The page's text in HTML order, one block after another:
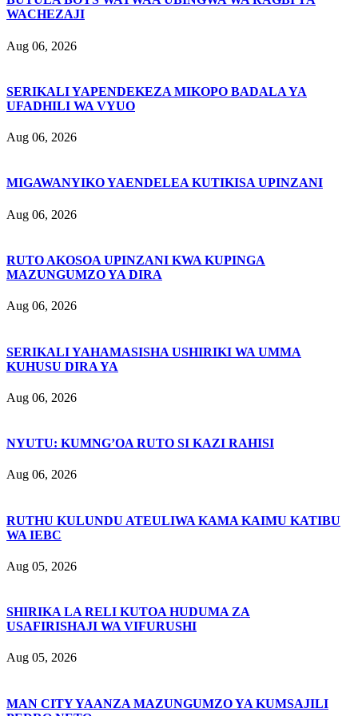
WACHEZAJI
Aug 06, 2026
SERIKALI YAPENDEKEZA MIKOPO BADALA YA
UFADHILI WA VYUO
Aug 06, 2026
MIGAWANYIKO YAENDELEA KUTIKISA UPINZANI
Aug 06, 2026
RUTO AKOSOA UPINZANI KWA KUPINGA
MAZUNGUMZO YA DIRA
Aug 06, 2026
SERIKALI YAHAMASISHA USHIRIKI WA UMMA
KUHUSU DIRA YA
Aug 06, 2026
NYUTU: KUMNG’OA RUTO SI KAZI RAHISI
Aug 06, 2026
RUTHU KULUNDU ATEULIWA KAMA KAIMU KATIBU
WA IEBC
Aug 05, 2026
SHIRIKA LA RELI KUTOA HUDUMA ZA
USAFIRISHAJI WA VIFURUSHI
Aug 05, 2026
MAN CITY YAANZA MAZUNGUMZO YA KUMSAJILI